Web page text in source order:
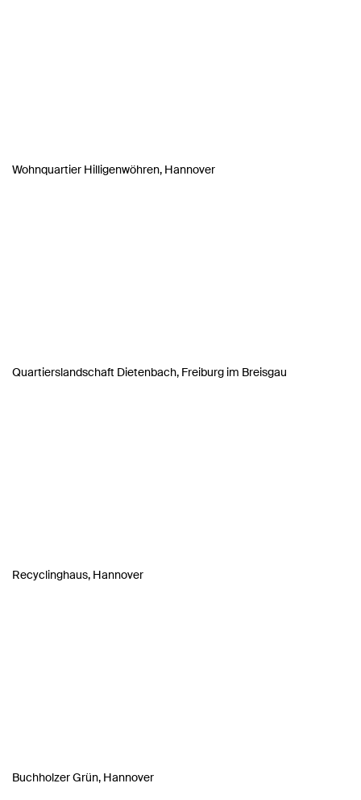
Wohnquartier Hilligenwöhren, Hannover
Quartierslandschaft Dietenbach, Freiburg im Breisgau
Recyclinghaus, Hannover
Buchholzer Grün, Hannover